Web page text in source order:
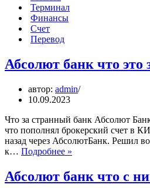
Терминал
Финансы
Счет
Перевод
Абсолют банк что это
автор: admin
10.09.2023
Что за странный банк Абсолют
что пополнял брокерский счет в
назад через АбсолютБанк. Решил
к… Подробнее »
это
Абсолют банк что с